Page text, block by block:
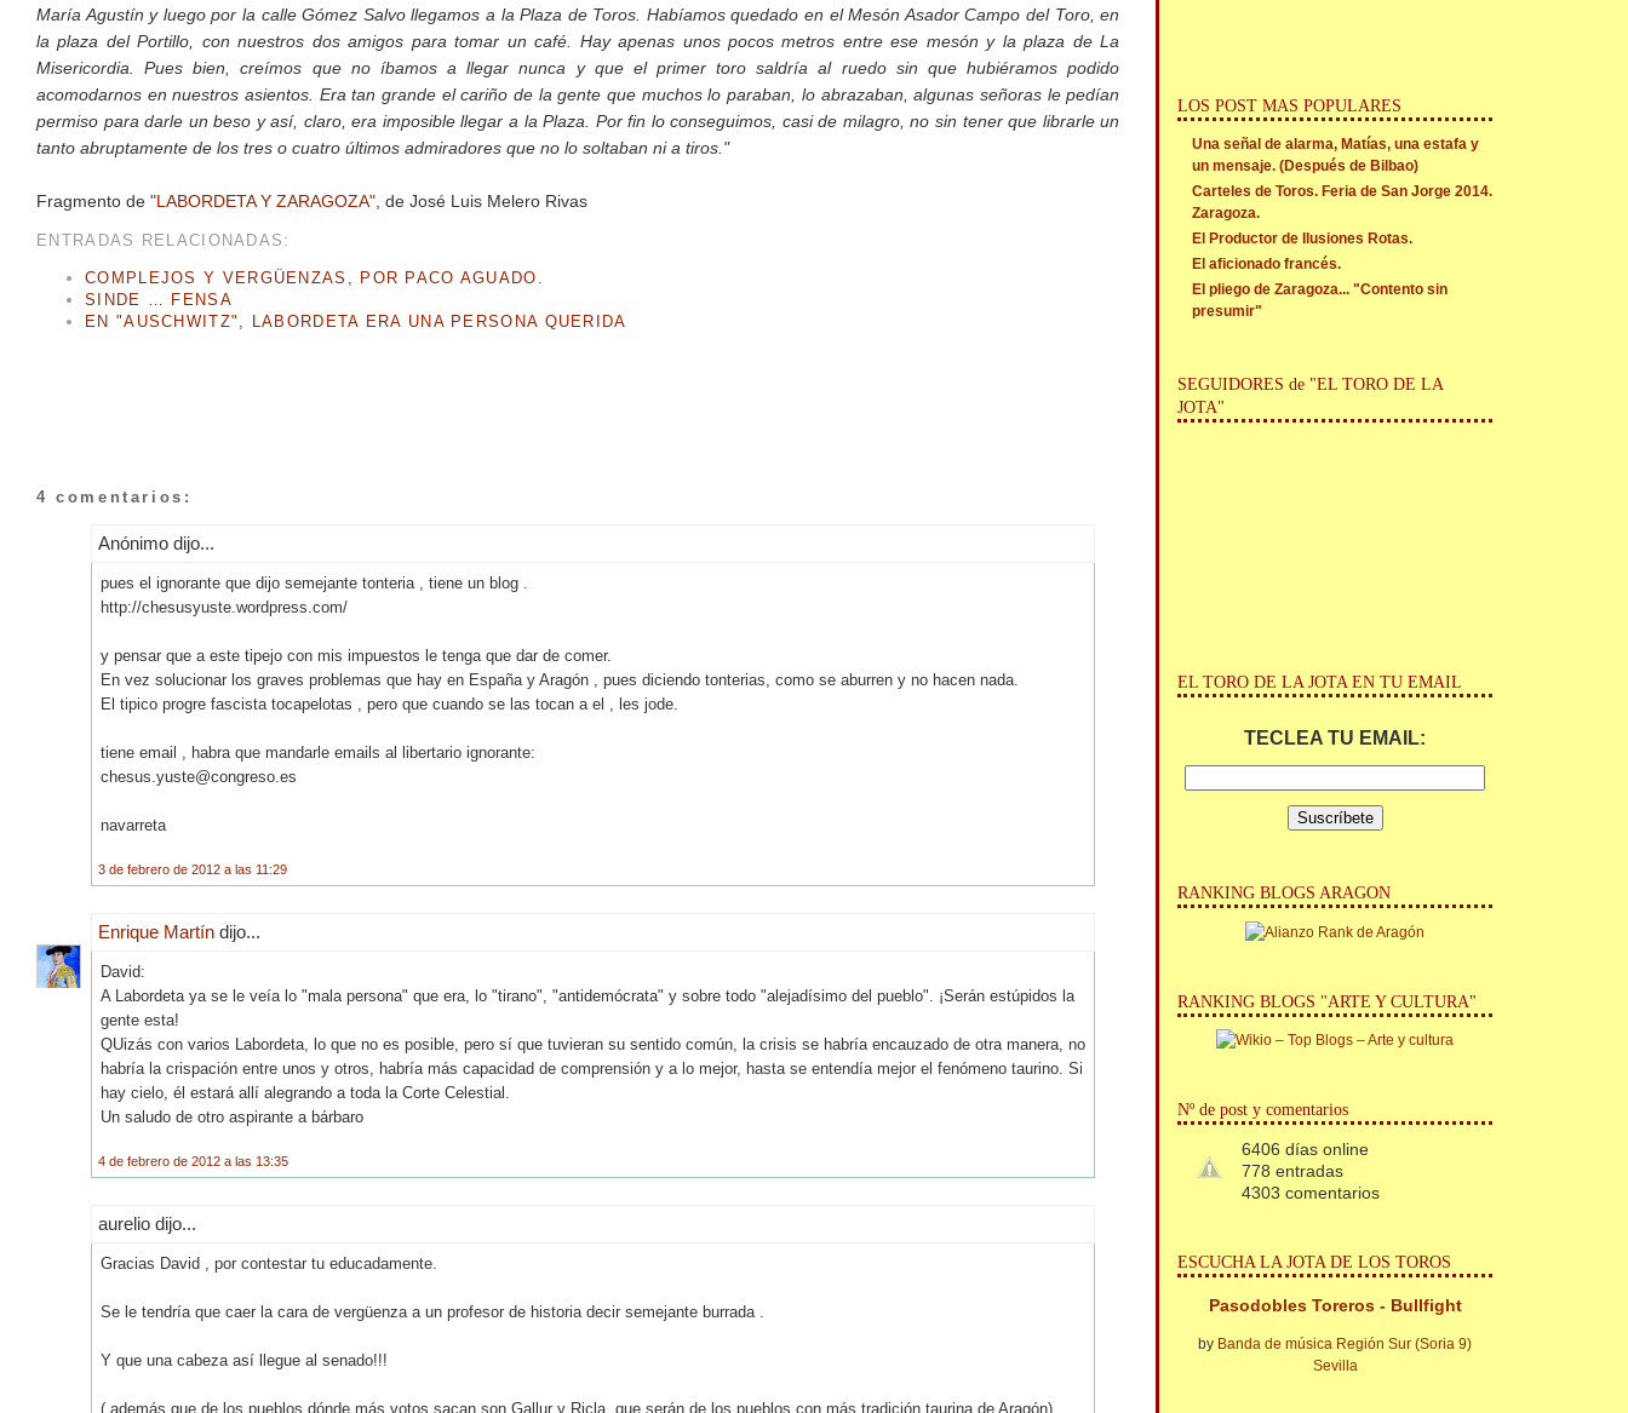
María Agustín y luego por la calle Gómez Salvo llegamos a la Plaza de Toros. Habíamos quedado en el Mesón Asador Campo del Toro, en
la plaza del Portillo, con nuestros dos amigos para tomar un café. Hay apenas unos pocos metros entre ese mesón y la plaza de La
Misericordia. Pues bien, creímos que no íbamos a llegar nunca y que el primer toro saldría al ruedo sin que hubiéramos podido
acomodarnos en nuestros asientos. Era tan grande el cariño de la gente que muchos lo paraban, lo abrazaban, algunas señoras le pedían
permiso para darle un beso y así, claro, era imposible llegar a la Plaza. Por fin lo conseguimos, casi de milagro, no sin tener que librarle un
tanto abruptamente de los tres o cuatro últimos admiradores que no lo soltaban ni a tiros."
Fragmento de "LABORDETA Y ZARAGOZA" , de José Luis Melero Rivas
ENTRADAS RELACIONADAS:
COMPLEJOS Y VERGÜENZAS, POR PACO AGUADO.
SINDE … FENSA
EN "AUSCHWITZ", LABORDETA ERA UNA PERSONA QUERIDA
4 comentarios:
Anónimo dijo...
pues el ignorante que dijo semejante tonteria , tiene un blog .
http://chesusyuste.wordpress.com/
y pensar que a este tipejo con mis impuestos le tenga que dar de comer.
En vez solucionar los graves problemas que hay en España y Aragón , pues diciendo tonterias, como se aburren y no hacen nada.
El tipico progre fascista tocapelotas , pero que cuando se las tocan a el , les jode.
tiene email , habra que mandarle emails al libertario ignorante:
chesus.yuste@congreso.es
navarreta
3 de febrero de 2012 a las 11:29
Enrique Martín dijo...
David:
A Labordeta ya se le veía lo "mala persona" que era, lo "tirano", "antidemócrata" y sobre todo "alejadísimo del pueblo". ¡Serán estúpidos la
gente esta!
QUizás con varios Labordeta, lo que no es posible, pero sí que tuvieran su sentido común, la crisis se habría encauzado de otra manera, no
habría la crispación entre unos y otros, habría más capacidad de comprensión y a lo mejor, hasta se entendía mejor el fenómeno taurino. Si
hay cielo, él estará allí alegrando a toda la Corte Celestial.
Un saludo de otro aspirante a bárbaro
4 de febrero de 2012 a las 13:35
aurelio dijo...
Gracias David , por contestar tu educadamente.
Se le tendría que caer la cara de vergüenza a un profesor de historia decir semejante burrada .
Y que una cabeza así llegue al senado!!!
( además que de los pueblos dónde más votos sacan son Gallur y Ricla, que serán de los pueblos con más tradición taurina de Aragón)
LOS POST MAS POPULARES
Una señal de alarma, Matías, una estafa y
un mensaje. (Después de Bilbao)
Carteles de Toros. Feria de San Jorge 2014.
Zaragoza.
El Productor de Ilusiones Rotas.
El aficionado francés.
El pliego de Zaragoza... "Contento sin
presumir"
SEGUIDORES de "EL TORO DE LA
JOTA"
EL TORO DE LA JOTA EN TU EMAIL
TECLEA TU EMAIL:
RANKING BLOGS ARAGON
RANKING BLOGS "ARTE Y CULTURA"
Nº de post y comentarios
6406 días online
778 entradas
4303 comentarios
ESCUCHA LA JOTA DE LOS TOROS
Pasodobles Toreros - Bullfight
by Banda de música Región Sur (Soria 9)
Sevilla